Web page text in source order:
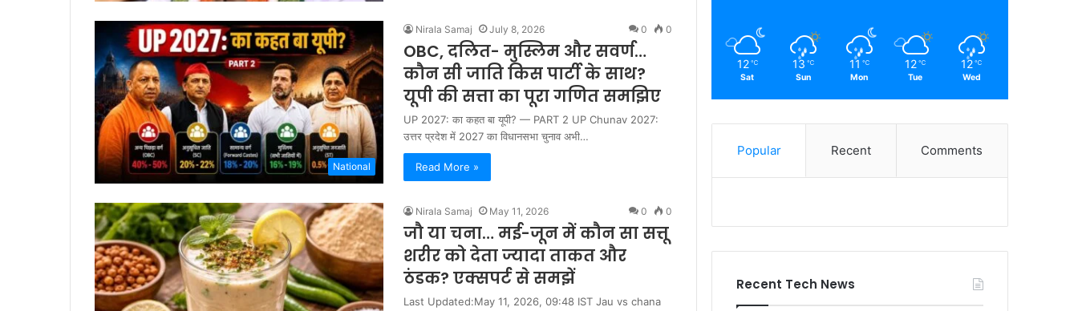
National
Nirala Samaj July 8, 2026 0 0
OBC, दलित- मुस्लिम और सवर्ण…
कौन सी जाति किस पार्टी के साथ?
यूपी की सत्ता का पूरा गणित समझिए
UP 2027: का कहत बा यूपी? — PART 2 UP Chunav 2027:
उत्तर प्रदेश में 2027 का विधानसभा चुनाव अभी…
Read More »
Nirala Samaj May 11, 2026 0 0
जौ या चना… मई-जून में कौन सा सत्तू
शरीर को देता ज्यादा ताकत और
ठंडक? एक्सपर्ट से समझें
Last Updated:May 11, 2026, 09:48 IST Jau vs chana
12 ℃
Sat
13 ℃
Sun
11 ℃
Mon
12 ℃
Tue
12 ℃
Wed
Popular Recent Comments
Recent Tech News